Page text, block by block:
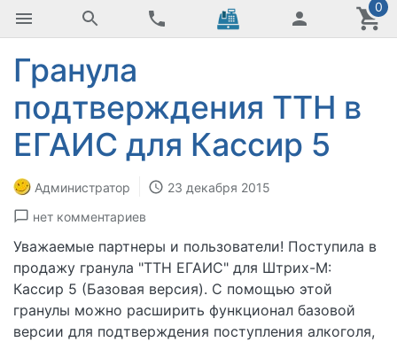
0
Гранула
подтверждения ТТН в
ЕГАИС для Кассир 5
Администратор
23 декабря 2015
нет комментариев
Уважаемые партнеры и пользователи! Поступила в
продажу гранула "ТТН ЕГАИС" для Штрих-М:
Кассир 5 (Базовая версия). С помощью этой
гранулы можно расширить функционал базовой
версии для подтверждения поступления алкоголя,